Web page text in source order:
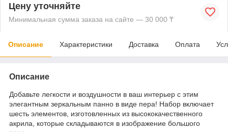
Цену уточняйте
Минимальная сумма заказа на сайте — 30 000 ₸
Описание Характеристики Доставка Оплата
Описание
Добавьте легкости и воздушности в ваш интерьер с этим
элегантным зеркальным панно в виде пера! Набор включает
шесть элементов, изготовленных из высококачественного
акрила, которые складываются в изображение большого